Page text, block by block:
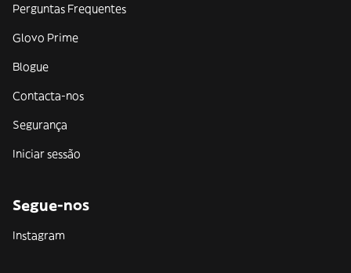
Perguntas Frequentes
Glovo Prime
Blogue
Contacta-nos
Segurança
Iniciar sessão
Segue-nos
Instagram